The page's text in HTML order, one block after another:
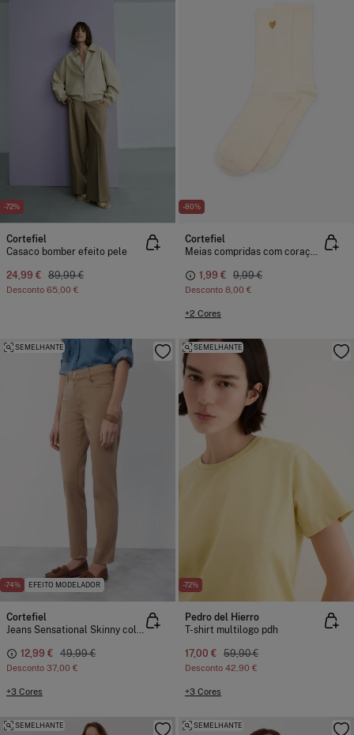
-72%
Cortefiel
Casaco bomber efeito pele
24,99 € 89,99 €
Desconto 65,00 €
-80%
Cortefiel
Meias compridas com corações em lurex
1,99 € 9,99 €
Desconto 8,00 €
+2 Cores
-74% EFEITO MODELADOR
SEMELHANTE
Cortefiel
Jeans Sensational Skinny color
12,99 € 49,99 €
Desconto 37,00 €
+3 Cores
-72%
SEMELHANTE
Pedro del Hierro
T-shirt multilogo pdh
17,00 € 59,90 €
Desconto 42,90 €
+3 Cores
SEMELHANTE SEMELHANTE